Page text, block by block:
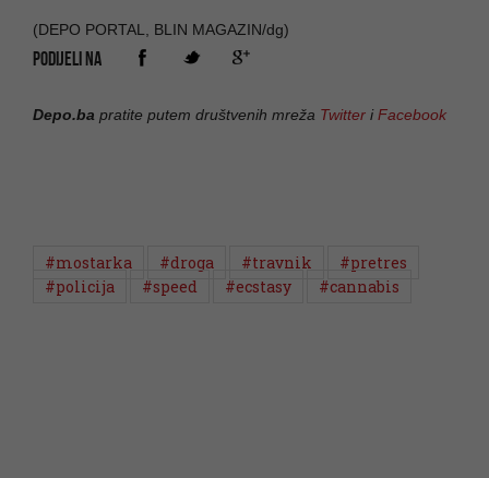
(DEPO PORTAL, BLIN MAGAZIN/dg)
PODIJELI NA
Depo.ba pratite putem društvenih mreža Twitter iFacebook
#mostarka #droga #travnik
#pretres
#policija
#speed #ecstasy #cannabis